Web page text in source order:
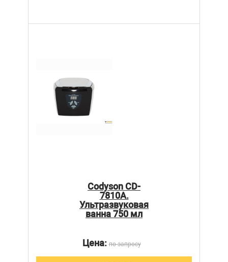
Codyson CD-
7810A.
Ультразвуковая
ванна 750 мл
Цена:по запросу